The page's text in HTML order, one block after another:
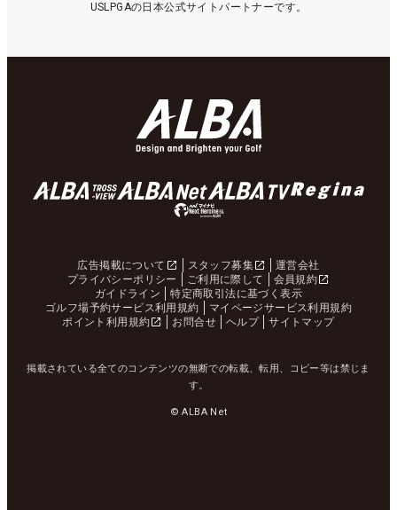
USLPGAの日本公式サイトパートナーです。
広告掲載について スタッフ募集
運営会社
プライバシーポリシー
ご利用に際して
会員規約
ガイドライン
特定商取引法に基づく表示
ゴルフ場予約サービス利用規約
マイページサービス利用規約
ポイント利用規約
お問合せ ヘルプ サイトマップ
掲載されている全てのコンテンツの無断での転載、転用、コピー等は禁じま
す。
© ALBA Net